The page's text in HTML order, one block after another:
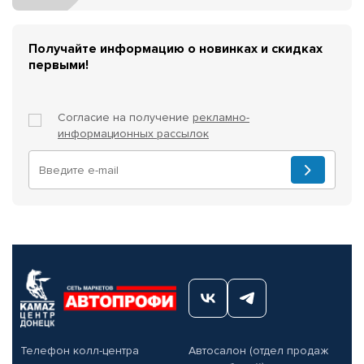
Получайте информацию о новинках и скидках
первыми!
Согласие на получение рекламно-
информационных рассылок
Телефон колл-центра
Автосалон (отдел продаж